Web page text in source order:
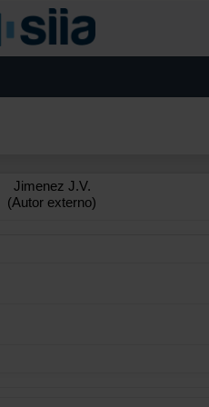
Jimenez J.V.
(Autor externo)